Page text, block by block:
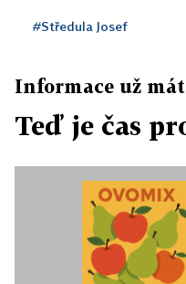
#Středula Josef
Informace už
Teď je čas